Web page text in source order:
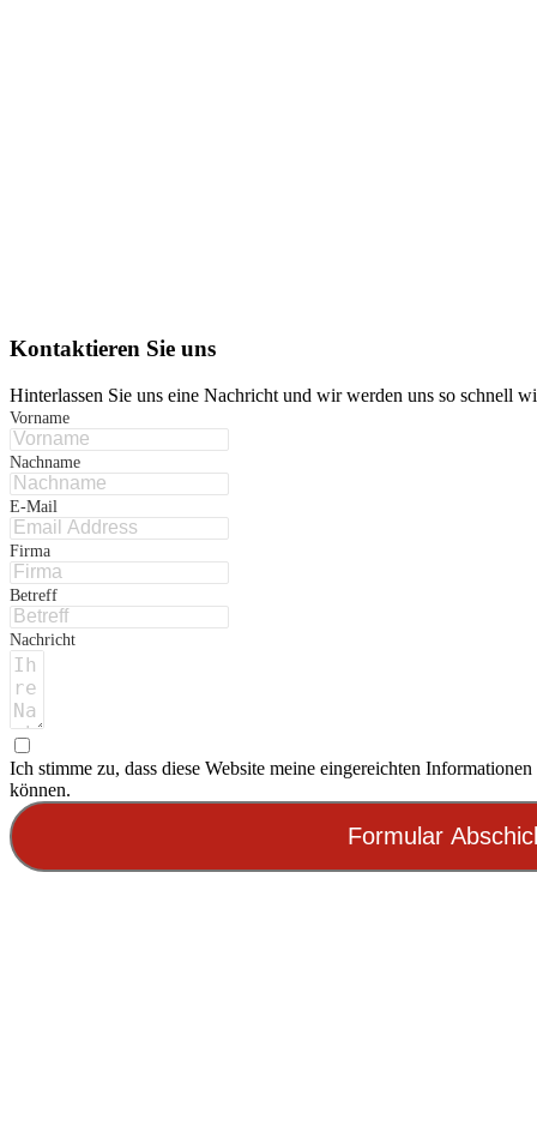
Kontaktieren Sie uns
Hinterlassen Sie uns eine Nachricht und wir werden uns so schnell
Vorname
Nachname
E-Mail
Firma
Betreff
Nachricht
Ich stimme zu, dass diese Website meine eingereichten
können.
Formular